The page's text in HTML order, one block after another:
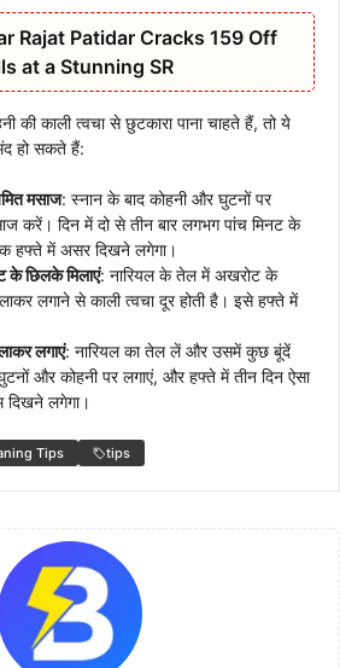
Rajat Patidar Cracks 159 Off
at a Stunning SR
की काली त्वचा से छुटकारा पाना चाहते हैं, तो ये
हो सकते हैं:
मसाज: स्नान के बाद कोहनी और घुटनों पर
करें। दिन में दो से तीन बार लगभग पांच मिनट के
हफ्ते में असर दिखने लगेगा।
के छिलके मिलाएं: नारियल के तेल में अखरोट के
लगाने से काली त्वचा दूर होती है। इसे हफ्ते में
लगाएं: नारियल का तेल लें और उसमें कुछ बूंदें
और कोहनी पर लगाएं, और हफ्ते में तीन दिन ऐसा
दिखने लगेगा।
Tips tips